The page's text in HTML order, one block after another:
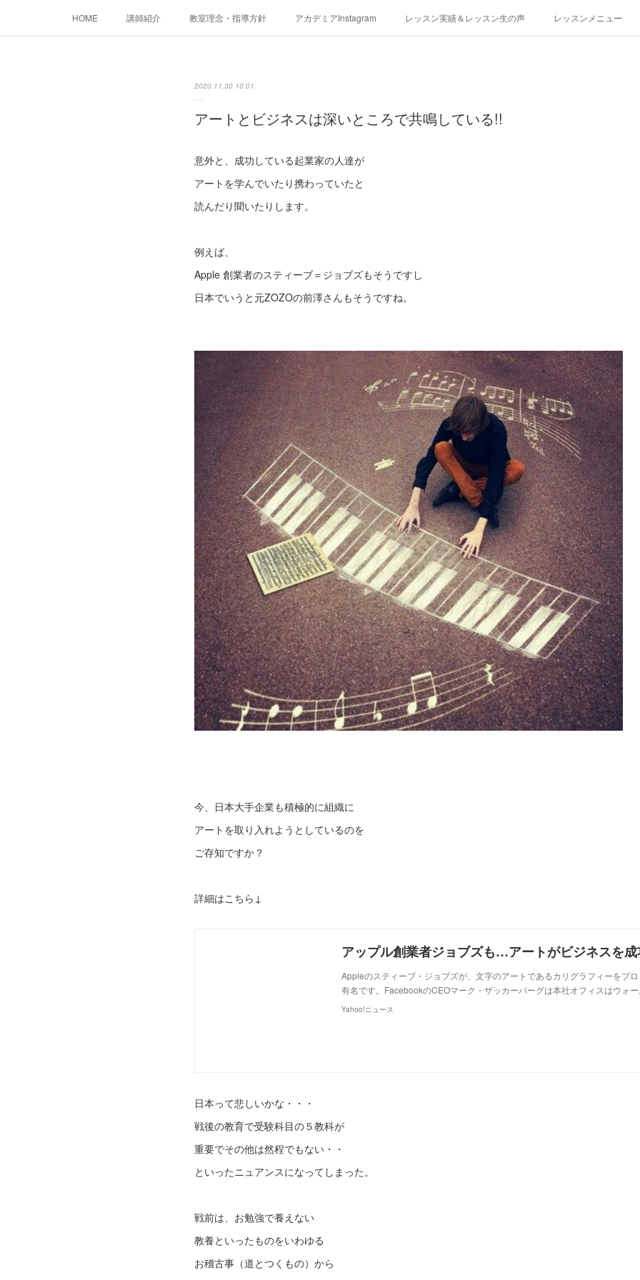
HOME 講師紹介 教室理念・指導方針 アカデミアInstagram レッスン実績＆レッスン生の声 レッスンメニュー
2020.11.30 10:01
アートとビジネスは深いところで共鳴している!!
意外と、成功している起業家の人達が
アートを学んでいたり携わっていたと
読んだり聞いたりします。
例えば、
Apple 創業者のスティーブ＝ジョブズもそうですし
日本でいうと元ZOZOの前澤さんもそうですね。
今、日本大手企業も積極的に組織に
アートを取り入れようとしているのを
ご存知ですか？
詳細はこちら↓
Appleのスティーブ・ジョブズが、文字のアートであるカリグラフィーをプ
有名です。FacebookのCEOマーク・ザッカーバーグは本社オフィスはウォ
Yahoo!ニュース
日本って悲しいかな・・・
戦後の教育で受験科目の５教科が
重要でその他は然程でもない・・
といったニュアンスになってしまった。
戦前は、お勉強で養えない
教養といったものをいわゆる
お稽古事（道とつくもの）から